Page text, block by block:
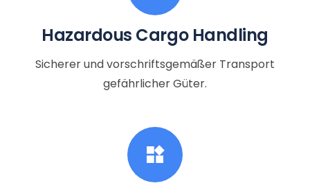
Hazardous Cargo Handling
Sicherer und vorschriftsgemäßer Transport
gefährlicher Güter.
widgets